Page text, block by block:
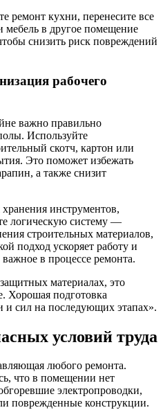
ремонт кухни, перенесите все
в другое помещение
снизить риск повреждений
рабочего
важно правильно
Используйте
скотч, картон или
Это поможет избежать
а также снизит
инструментов,
логическую систему —
строительных материалов,
подход ускоряет работу и
в процессе ремонта.
материалах, это
Хорошая подготовка
и сил на последующих этапах».
условий труда
любого ремонта.
что в помещении нет
электропроводки,
поврежденные конструкции.